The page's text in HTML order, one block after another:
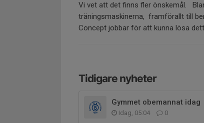
Vi vet att det finns fler önskemål.
träningsmaskinerna, framförallt till
Concept jobbar för att kunna lösa
Tidigare nyheter
Gymmet obemannat idag
Idag, 05:04 0